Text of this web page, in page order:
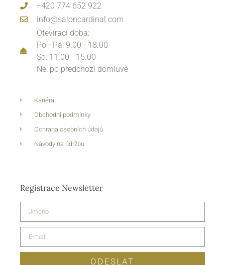
+420 774 652 922
info@saloncardinal.com
Otevírací doba:
Po - Pá: 9.00 - 18.00
So: 11.00 - 15.00
Ne: po předchozí domluvě
Kariéra
Obchodní podmínky
Ochrana osobních údajů
Návody na údržbu
Registrace Newsletter
ODESLAT